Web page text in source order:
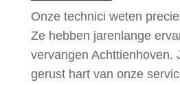
Onze technici weten
Ze hebben jarenlange
vervangen Achttienhoven.
gerust hart van onze